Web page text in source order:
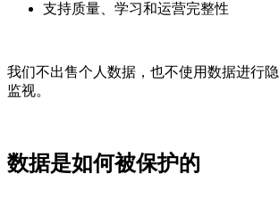
支持质量、学习和运营完整性
我们不出售个人数据，也不使用数据进行
监视。
数据是如何被保护的